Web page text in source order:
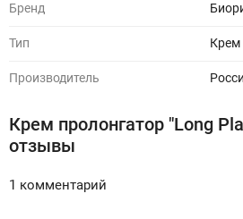
Бренд
Тип Крем
Производитель
Крем пролонгатор "Long
отзывы
1 комментарий